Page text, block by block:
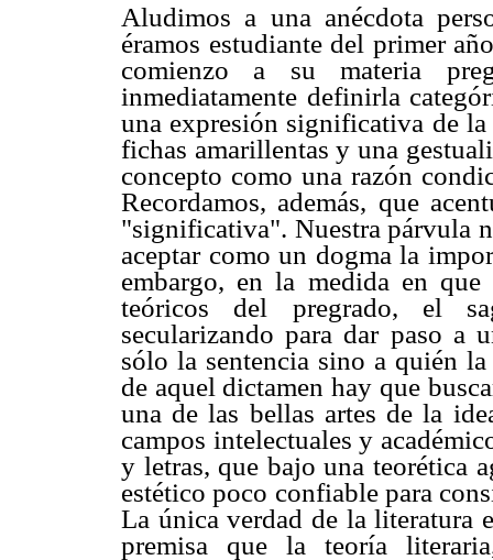
Aludimos a una anécdota
éramos estudiante del primer
comienzo a su materia
inmediatamente definirla
una expresión significativa de
fichas amarillentas y una
concepto como una razón
Recordamos, además, que
"significativa". Nuestra párvula
aceptar como un dogma la
embargo, en la medida en
teóricos del pregrado, el
secularizando para dar paso a
sólo la sentencia sino a quién
de aquel dictamen hay que
una de las bellas artes de la
campos intelectuales y
y letras, que bajo una teorética
estético poco confiable para
La única verdad de la literatura
premisa que la teoría